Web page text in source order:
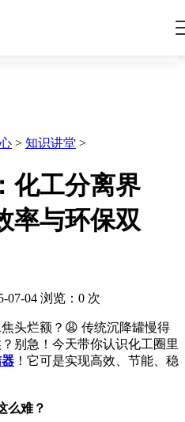
> 知识讲堂 >
化工分离界
率与环保双
07-04 浏览： 0 次
头烂额？😩 传统沉降罐慢得
别急！今天带你认识化工圈里
！它可是实现高效、节能、稳
么难？